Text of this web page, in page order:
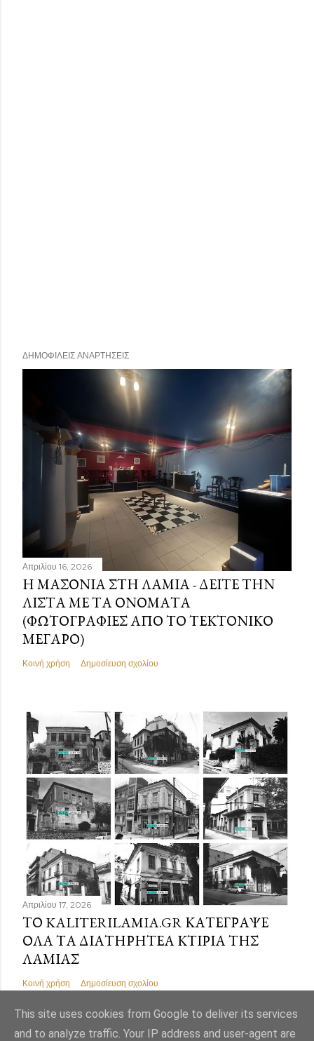
ΔΗΜΟΦΙΛΕΊΣ ΑΝΑΡΤΉΣΕΙΣ
Απριλίου 16, 2026
Η ΜΑΣΟΝΊΑ ΣΤΗ ΛΑΜΊΑ - ΔΕΊΤΕ ΤΗΝ
ΛΊΣΤΑ ΜΕ ΤΑ ΟΝΌΜΑΤΑ
(ΦΩΤΟΓΡΑΦΊΕΣ ΑΠΌ ΤΟ ΤΕΚΤΟΝΙΚΌ
ΜΈΓΑΡΟ)
Κοινή χρήση Δημοσίευση σχολίου
Απριλίου 17, 2026
ΤΟ KALITERILAMIA.GR ΚΑΤΈΓΡΑΨΕ
ΌΛΑ ΤΑ ΔΙΑΤΗΡΗΤΈΑ ΚΤΊΡΙΑ ΤΗΣ
ΛΑΜΊΑΣ
Κοινή χρήση Δημοσίευση σχολίου
This site uses cookies from Google to deliver its services
and to analyze traffic. Your IP address and user-agent are